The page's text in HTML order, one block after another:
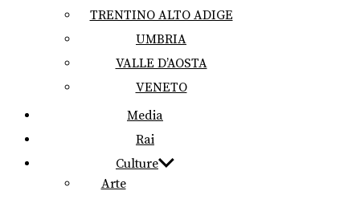
TRENTINO ALTO ADIGE
UMBRIA
VALLE D’AOSTA
VENETO
Media
Rai
Culture
Arte